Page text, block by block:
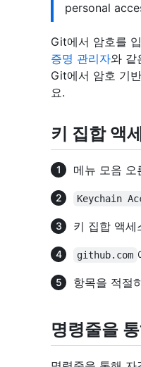
personal
Git에서 암호를
증명 관리자와 같
Git에서 암호 기
요.
키 집합 액
메뉴 모음
Keychain
키 집합 액세
github.com
항목을 적절
명령줄을